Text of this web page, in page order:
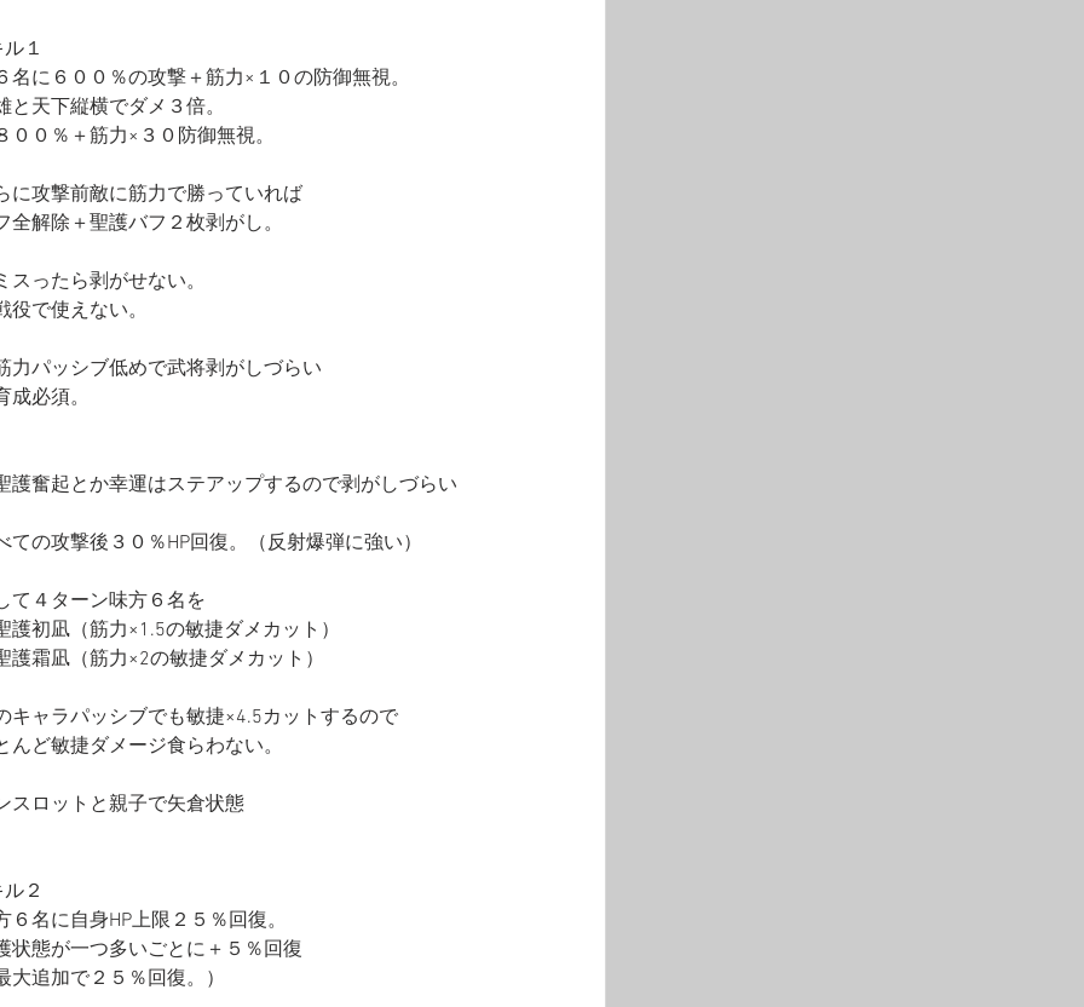
１
に６００％の攻撃＋筋力×１０の防御無視。
天下縦横でダメ３倍。
０％＋筋力×３０防御無視。
攻撃前敵に筋力で勝っていれば
解除＋聖護バフ２枚剥がし。
ったら剥がせない。
使えない。
パッシブ低めで武将剥がしづらい
須。
奮起とか幸運はステアップするので剥がしづらい
の攻撃後３０％HP回復。（反射爆弾に強い）
４ターン味方６名を
凪（筋力×1.5の敏捷ダメカット）
凪（筋力×2の敏捷ダメカット）
ャラパッシブでも敏捷×4.5カットするので
ど敏捷ダメージ食らわない。
ロットと親子で矢倉状態
２
名に自身HP上限２５％回復。
態が一つ多いごとに＋５％回復
追加で２５％回復。）